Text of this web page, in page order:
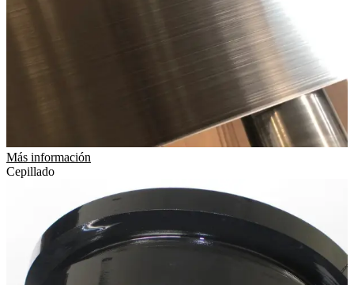
Más información
Cepillado